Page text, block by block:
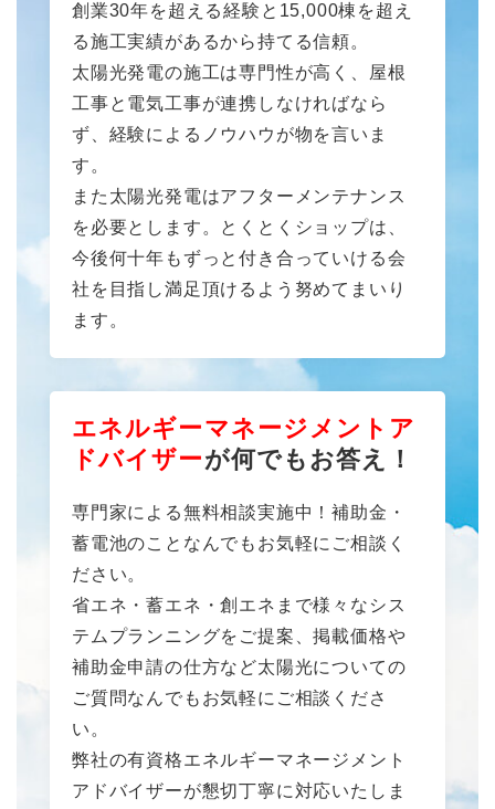
創業30年を超える経験と15,000棟を超え
る施工実績があるから持てる信頼。
太陽光発電の施工は専門性が高く、屋根
工事と電気工事が連携しなければなら
ず、経験によるノウハウが物を言いま
す。
また太陽光発電はアフターメンテナンス
を必要とします。とくとくショップは、
今後何十年もずっと付き合っていける会
社を目指し満足頂けるよう努めてまいり
ます。
エネルギーマネージメントア
ドバイザーが何でもお答え！
専門家による無料相談実施中！補助金・
蓄電池のことなんでもお気軽にご相談く
ださい。
省エネ・蓄エネ・創エネまで様々なシス
テムプランニングをご提案、掲載価格や
補助金申請の仕方など太陽光についての
ご質問なんでもお気軽にご相談くださ
い。
弊社の有資格エネルギーマネージメント
アドバイザーが懇切丁寧に対応いたしま